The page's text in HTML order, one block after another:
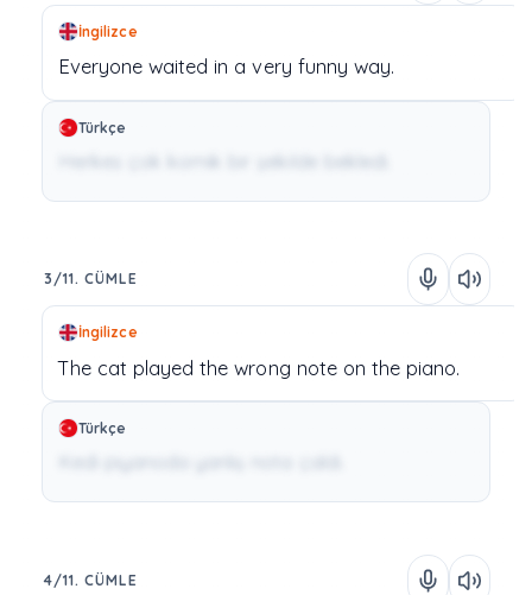
İngilizce
Everyone waited in a very funny way.
Türkçe
3/11. CÜMLE
İngilizce
The cat played the wrong note on the piano.
Türkçe
4/11. CÜMLE